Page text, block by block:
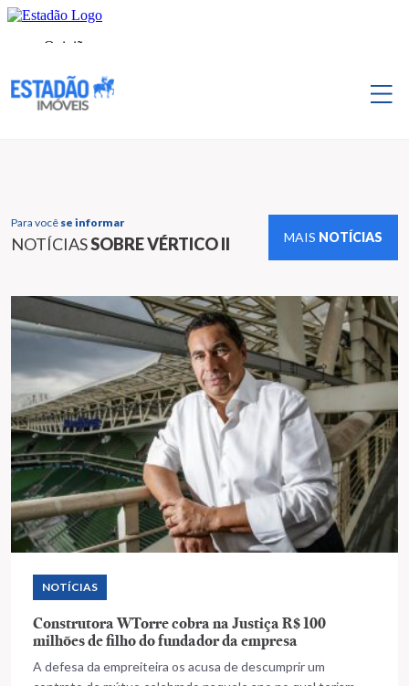
Para você se informar
NOTÍCIASSOBRE VÉRTICO II MAIS NOTÍCIAS
NOTÍCIAS
Construtora WTorre cobra na Justiça R$ 100
milhões de filho do fundador da empresa
A defesa da empreiteira os acusa de descumprir um